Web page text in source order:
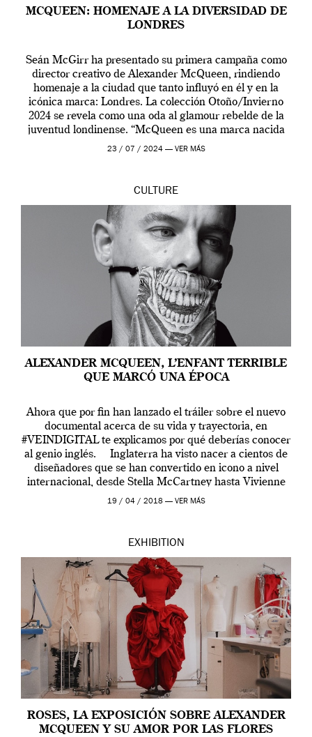
MCQUEEN: HOMENAJE A LA DIVERSIDAD DE
LONDRES
Seán McGirr ha presentado su primera campaña como
director creativo de Alexander McQueen, rindiendo
homenaje a la ciudad que tanto influyó en él y en la
icónica marca: Londres. La colección Otoño/Invierno
2024 se revela como una oda al glamour rebelde de la
juventud londinense. “McQueen es una marca nacida
en Londres y siempre ha […]
23 / 07 / 2024 — VER MÁS
CULTURE
ALEXANDER MCQUEEN, L’ENFANT TERRIBLE
QUE MARCÓ UNA ÉPOCA
Ahora que por fin han lanzado el tráiler sobre el nuevo
documental acerca de su vida y trayectoria, en
#VEINDIGITAL te explicamos por qué deberías conocer
al genio inglés. Inglaterra ha visto nacer a cientos de
diseñadores que se han convertido en icono a nivel
internacional, desde Stella McCartney hasta Vivienne
Westwood pasando […]
19 / 04 / 2018 — VER MÁS
EXHIBITION
ROSES, LA EXPOSICIÓN SOBRE ALEXANDER
MCQUEEN Y SU AMOR POR LAS FLORES